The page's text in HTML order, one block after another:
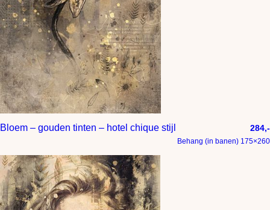
Bloem – gouden tinten – hotel chique stijl 284,-
Behang (in banen) 175×260